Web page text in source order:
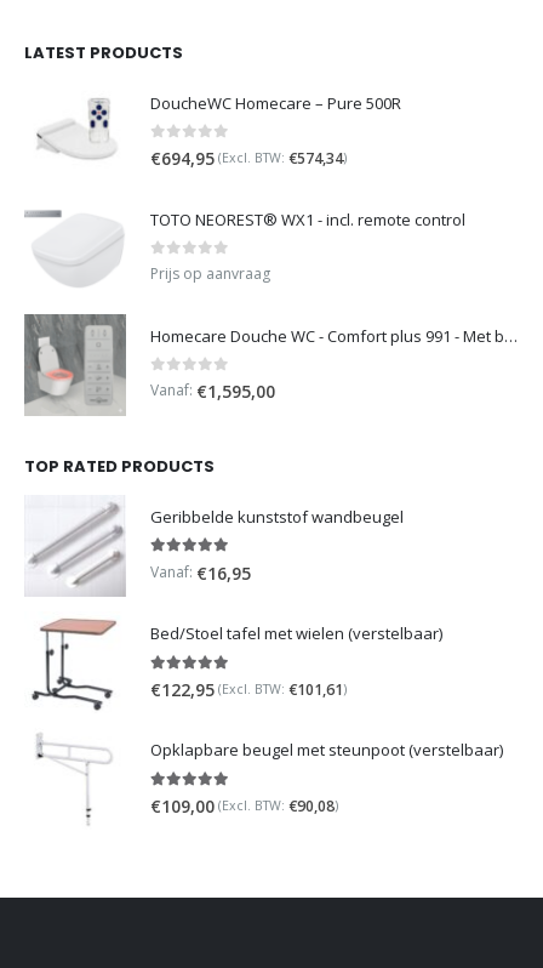
LATEST PRODUCTS
DoucheWC Homecare – Pure 500R
0 out of 5
€694,95 (Excl. BTW: €574,34)
TOTO NEOREST® WX1 - incl. remote control
0 out of 5
Prijs op aanvraag
Homecare Douche WC - Comfort plus 991 - Met brilverwarming
0 out of 5
Vanaf: €1,595,00
TOP RATED PRODUCTS
Geribbelde kunststof wandbeugel
5.00out of 5
Vanaf: €16,95
Bed/Stoel tafel met wielen (verstelbaar)
€122,95 (Excl. BTW: €101,61)
Opklapbare beugel met steunpoot (verstelbaar)
€109,00 (Excl. BTW: €90,08)